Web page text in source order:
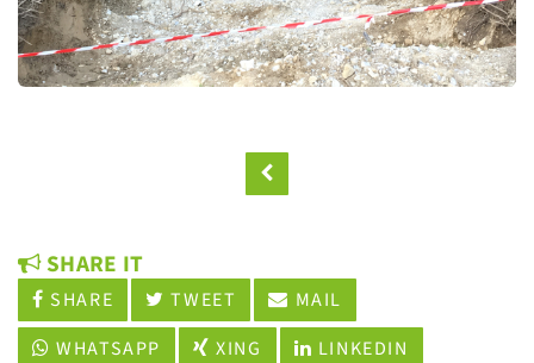
SHARE IT
SHARE TWEET
MAIL
WHATSAPP
XING LINKEDIN